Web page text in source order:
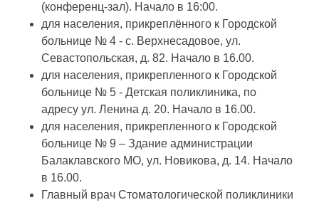
(конференц-зал). Начало в 16:00.
для населения, прикреплённого к Городской
больнице № 4 - с. Верхнесадовое, ул.
Севастопольская, д. 82. Начало в 16.00.
для населения, прикрепленного к Городской
больнице № 5 - Детская поликлиника, по
адресу ул. Ленина д. 20. Начало в 16.00.
для населения, прикрепленного к Городской
больнице № 9 – Здание администрации
Балаклавского МО, ул. Новикова, д. 14. Начало
в 16.00.
Главный врач Стоматологической поликлиники